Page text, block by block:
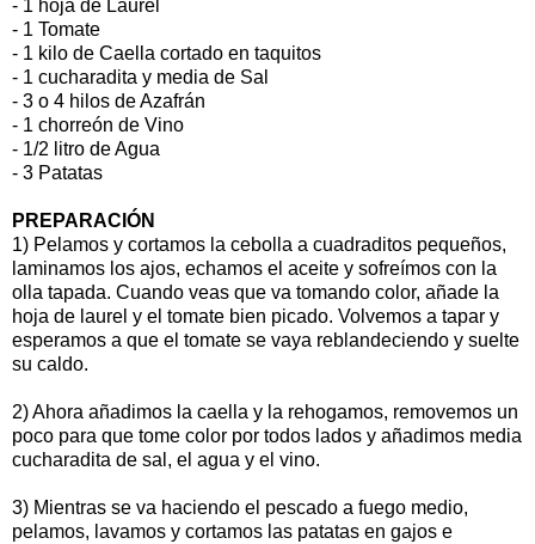
- 1 hoja de Laurel
- 1 Tomate
- 1 kilo de Caella cortado en taquitos
- 1 cucharadita y media de Sal
- 3 o 4 hilos de Azafrán
- 1 chorreón de Vino
- 1/2 litro de Agua
- 3 Patatas
PREPARACIÓN
1) Pelamos y cortamos la cebolla a cuadraditos pequeños,
laminamos los ajos, echamos el aceite y sofreímos con la
olla tapada. Cuando veas que va tomando color, añade la
hoja de laurel y el tomate bien picado. Volvemos a tapar y
esperamos a que el tomate se vaya reblandeciendo y suelte
su caldo.
2) Ahora añadimos la caella y la rehogamos, removemos un
poco para que tome color por todos lados y añadimos media
cucharadita de sal, el agua y el vino.
3) Mientras se va haciendo el pescado a fuego medio,
pelamos, lavamos y cortamos las patatas en gajos e